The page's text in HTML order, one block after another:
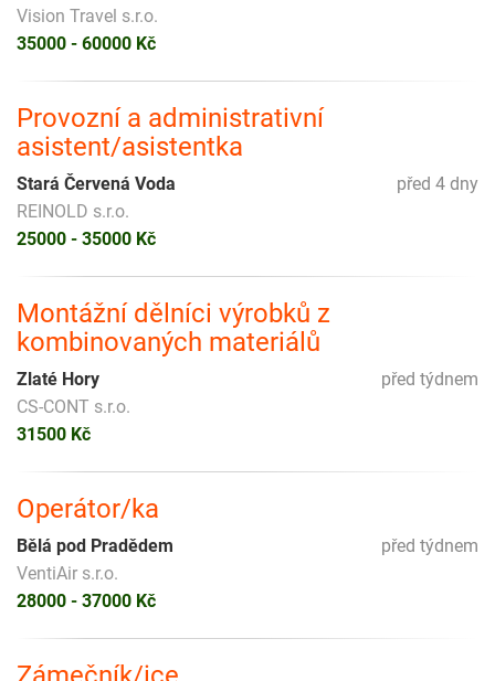
Vision Travel s.r.o.
35000 - 60000 Kč
Provozní a administrativní
asistent/asistentka
před 4 dny
Stará Červená Voda
REINOLD s.r.o.
25000 - 35000 Kč
Montážní dělníci výrobků z
kombinovaných materiálů
před týdnem
Zlaté Hory
CS-CONT s.r.o.
31500 Kč
Operátor/ka
před týdnem
Bělá pod Pradědem
VentiAir s.r.o.
28000 - 37000 Kč